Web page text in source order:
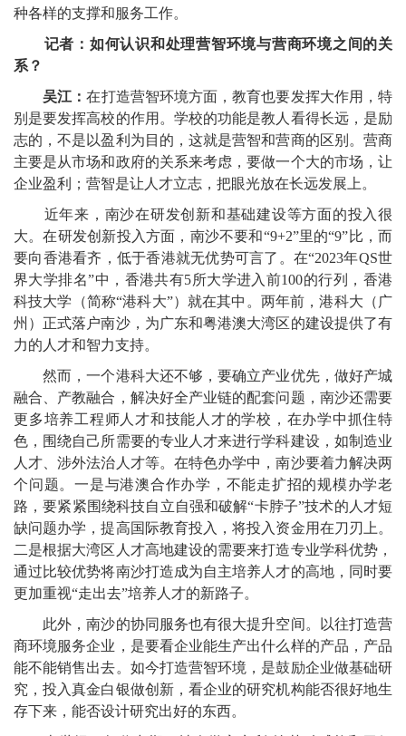
种各样的支撑和服务工作。
记者：如何认识和处理营智环境与营商环境之间的关
系？
吴江：在打造营智环境方面，教育也要发挥大作用，特
别是要发挥高校的作用。学校的功能是教人看得长远，是励
志的，不是以盈利为目的，这就是营智和营商的区别。营商
主要是从市场和政府的关系来考虑，要做一个大的市场，让
企业盈利；营智是让人才立志，把眼光放在长远发展上。
近年来，南沙在研发创新和基础建设等方面的投入很
大。在研发创新投入方面，南沙不要和“9+2”里的“9”比，而
要向香港看齐，低于香港就无优势可言了。在“2023年QS世
界大学排名”中，香港共有5所大学进入前100的行列，香港
科技大学（简称“港科大”）就在其中。两年前，港科大（广
州）正式落户南沙，为广东和粤港澳大湾区的建设提供了有
力的人才和智力支持。
然而，一个港科大还不够，要确立产业优先，做好产城
融合、产教融合，解决好全产业链的配套问题，南沙还需要
更多培养工程师人才和技能人才的学校，在办学中抓住特
色，围绕自己所需要的专业人才来进行学科建设，如制造业
人才、涉外法治人才等。在特色办学中，南沙要着力解决两
个问题。一是与港澳合作办学，不能走扩招的规模办学老
路，要紧紧围绕科技自立自强和破解“卡脖子”技术的人才短
缺问题办学，提高国际教育投入，将投入资金用在刀刃上。
二是根据大湾区人才高地建设的需要来打造专业学科优势，
通过比较优势将南沙打造成为自主培养人才的高地，同时要
更加重视“走出去”培养人才的新路子。
此外，南沙的协同服务也有很大提升空间。以往打造营
商环境服务企业，是要看企业能生产出什么样的产品，产品
能不能销售出去。如今打造营智环境，是鼓励企业做基础研
究，投入真金白银做创新，看企业的研究机构能否很好地生
存下来，能否设计研究出好的东西。